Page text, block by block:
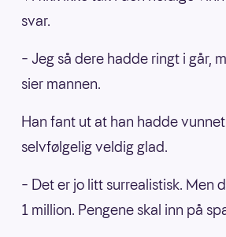
svar.
– Jeg så dere hadde ringt i går,
sier mannen.
Han fant ut at han hadde
selvfølgelig veldig glad.
– Det er jo litt surrealistisk. Men
1 million. Pengene skal inn på